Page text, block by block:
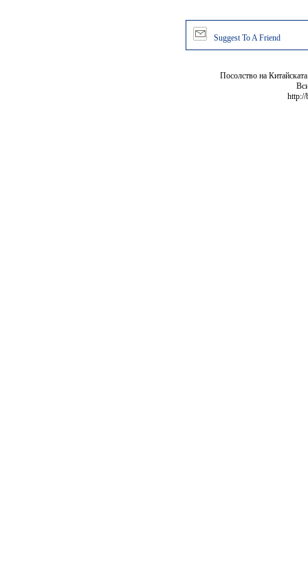
Suggest To A Friend
Посолство на
http://